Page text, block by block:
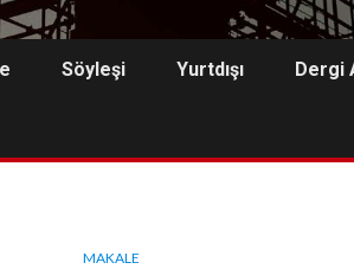
Söyleşi Yurtdışı Dergi
MAKALE